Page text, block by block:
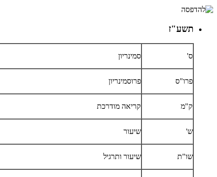
תשע"ז
ס' סמינריון
פרו"ס פרוסמינריון
ק"מ קריאה מודרכת
ש' שיעור
שו"ת שיעור ותרגיל